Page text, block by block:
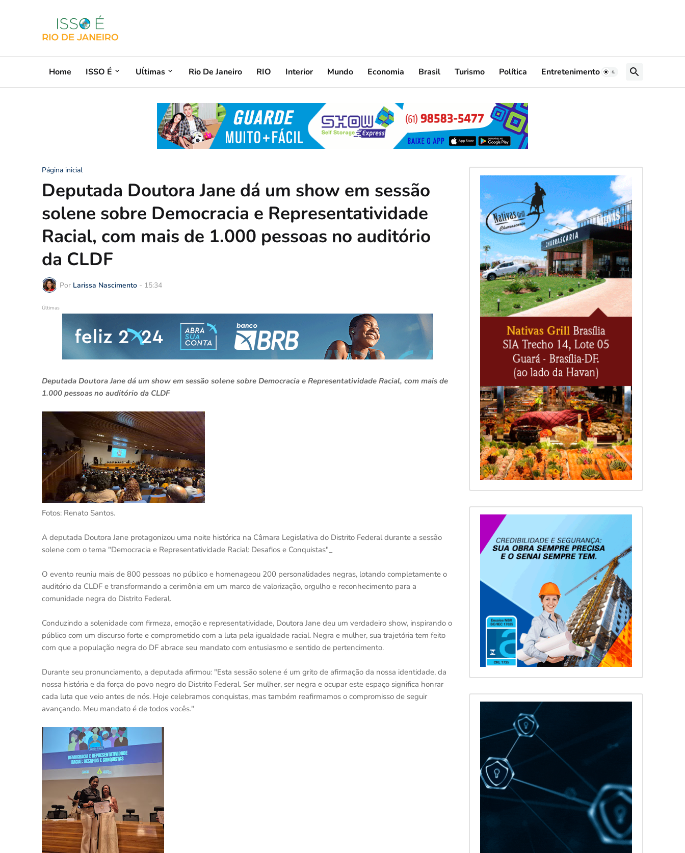
Home ISSO É Uĺtimas Rio De Janeiro RIO Interior Mundo Economia Brasil Turismo Política Entretenimento
Página inicial
Deputada Doutora Jane dá um show em sessão
solene sobre Democracia e Representatividade
Racial, com mais de 1.000 pessoas no auditório
da CLDF
Por Larissa Nascimento - 15:34
Últimas
Deputada Doutora Jane dá um show em sessão solene sobre Democracia e Representatividade Racial, com mais de
1.000 pessoas no auditório da CLDF
Fotos: Renato Santos.
A deputada Doutora Jane protagonizou uma noite histórica na Câmara Legislativa do Distrito Federal durante a sessão
solene com o tema "Democracia e Representatividade Racial: Desafios e Conquistas"_
O evento reuniu mais de 800 pessoas no público e homenageou 200 personalidades negras, lotando completamente o
auditório da CLDF e transformando a cerimônia em um marco de valorização, orgulho e reconhecimento para a
comunidade negra do Distrito Federal.
Conduzindo a solenidade com firmeza, emoção e representatividade, Doutora Jane deu um verdadeiro show, inspirando o
público com um discurso forte e comprometido com a luta pela igualdade racial. Negra e mulher, sua trajetória tem feito
com que a população negra do DF abrace seu mandato com entusiasmo e sentido de pertencimento.
Durante seu pronunciamento, a deputada afirmou: "Esta sessão solene é um grito de afirmação da nossa identidade, da
nossa história e da força do povo negro do Distrito Federal. Ser mulher, ser negra e ocupar este espaço significa honrar
cada luta que veio antes de nós. Hoje celebramos conquistas, mas também reafirmamos o compromisso de seguir
avançando. Meu mandato é de todos vocês."